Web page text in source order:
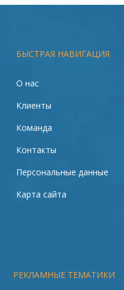
БЫСТРАЯ НАВИГАЦИЯ
РЕКЛАМНЫЕ ТЕМАТИКИ
О нас
Клиенты
Команда
Контакты
Персональные данные
Карта сайта